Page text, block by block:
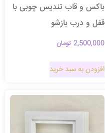
باکس و قاب تندیس چوبی با
قفل و درب بازشو
2,500,000 تومان
افزودن به سبد خرید